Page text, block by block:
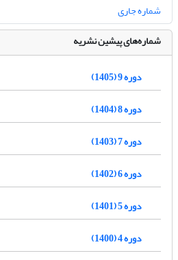
شماره جاری
شماره‌های پیشین نشریه
دوره 9 (1405)
دوره 8 (1404)
دوره 7 (1403)
دوره 6 (1402)
دوره 5 (1401)
دوره 4 (1400)